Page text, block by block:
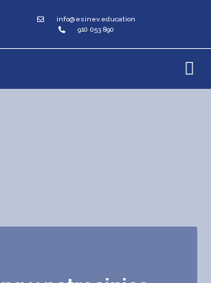
info@esinev.education
910 053 890